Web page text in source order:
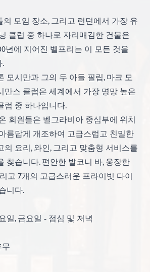
의 모임 장소, 그리고 런던에서 가장 유
클럽 중 하나로 자리매김한 건물은
년에 지어진 벨프리는 이 모든 것을
.
모시만과 그의 두 아들 필립, 마크 모
만스 클럽은 세계에서 가장 명망 높은
럽 중 하나입니다.
회원들은 벨그라비아 중심부에 위치
름답게 개조하여 고급스럽고 친밀한
의 요리, 와인, 그리고 맞춤형 서비스를
찾습니다. 편안한 발코니 바, 웅장한
고 7개의 고급스러운 프라이빗 다이
니다.
일, 금요일 - 점심 및 저녁
무